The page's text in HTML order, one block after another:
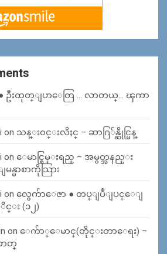
● ဦးထုတ္ျပာေတြ … လာတယ္… ၾကာ
on သန္း၀င္းလိႈင္ – ဆာဂြ်န္ဆိုင္မြန္
on ေမာင္စြမ္းရည္ – အမွတ္အနည္း
မာစာကိုသြား
on လွေက်ာေဇာ ● တပ္ျပဳျပင္ေျ
း (၁၂)
on ေက်ာ္ေမာင္(တိုင္းတာေရး) –
တ္